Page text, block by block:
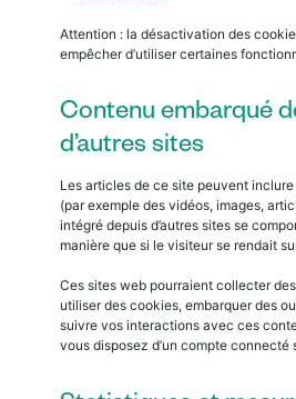
Attention : la désactivation des
empêcher d’utiliser certaines
Contenu embarqué
d’autres sites
Les articles de ce site peuvent
(par exemple des vidéos, images,
intégré depuis d’autres sites se
manière que si le visiteur se rendait
Ces sites web pourraient collecter
utiliser des cookies, embarquer des
suivre vos interactions avec ces
vous disposez d’un compte connecté